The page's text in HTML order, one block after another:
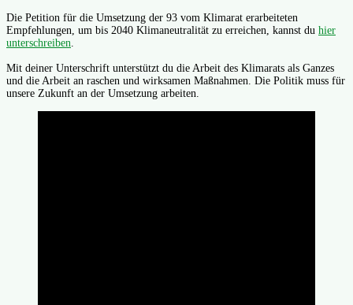
Die Petition für die Umsetzung der 93 vom Klimarat erarbeiteten
Empfehlungen, um bis 2040 Klimaneutralität zu erreichen, kannst du hier
unterschreiben.
Mit deiner Unterschrift unterstützt du die Arbeit des Klimarats als Ganzes
und die Arbeit an raschen und wirksamen Maßnahmen. Die Politik muss für
unsere Zukunft an der Umsetzung arbeiten.